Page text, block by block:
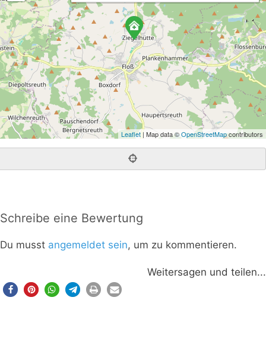
Leaflet| Map data ©OpenStreetMapcontributors
Schreibe eine Bewertung
Du musst angemeldet sein, um zu kommentieren.
Weitersagen und teilen...